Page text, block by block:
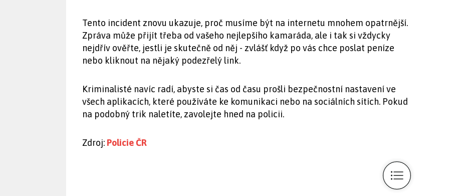
Tento incident znovu ukazuje, proč musíme být na internetu mnohem opatrnější.
Zpráva může přijít třeba od vašeho nejlepšího kamaráda, ale i tak si vždycky
nejdřív ověřte, jestli je skutečně od něj - zvlášť když po vás chce poslat peníze
nebo kliknout na nějaký podezřelý link.
Kriminalisté navíc radí, abyste si čas od času prošli bezpečnostní nastavení ve
všech aplikacích, které používáte ke komunikaci nebo na sociálních sítích. Pokud
na podobný trik naletíte, zavolejte hned na policii.
Zdroj: Policie ČR